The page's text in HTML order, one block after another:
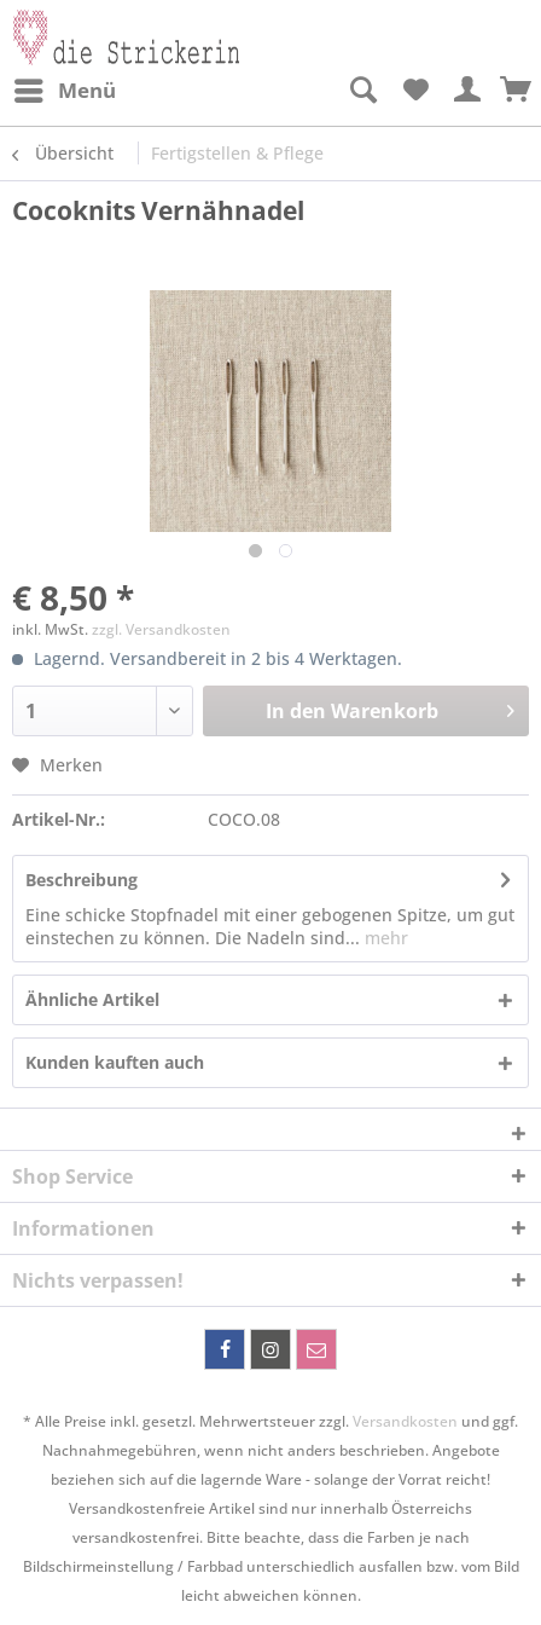
Menü
Übersicht Fertigstellen & Pflege
Cocoknits Vernähnadel
€ 8,50 *
inkl. MwSt.zzgl. Versandkosten
Lagernd. Versandbereit in 2 bis 4 Werktagen.
In den Warenkorb
Merken
Artikel-Nr.: COCO.08
Beschreibung
Eine schicke Stopfnadel mit einer gebogenen Spitze, um gut
einstechen zu können. Die Nadeln sind... mehr
Ähnliche Artikel
Kunden kauften auch
Shop Service
Informationen
Nichts verpassen!
* Alle Preise inkl. gesetzl. Mehrwertsteuer zzgl.Versandkosten und ggf.
Nachnahmegebühren, wenn nicht anders beschrieben. Angebote
beziehen sich auf die lagernde Ware - solange der Vorrat reicht!
Versandkostenfreie Artikel sind nur innerhalb Österreichs
versandkostenfrei. Bitte beachte, dass die Farben je nach
Bildschirmeinstellung / Farbbad unterschiedlich ausfallen bzw. vom Bild
leicht abweichen können.